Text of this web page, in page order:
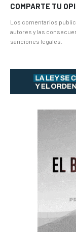
COMPARTE TU
Los comentarios
autores y las
sanciones legales.